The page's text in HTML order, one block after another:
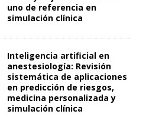
uno de referencia en
simulación clínica
Inteligencia artificial en
anestesiología: Revisión
sistemática de aplicaciones
en predicción de riesgos,
medicina personalizada y
simulación clínica